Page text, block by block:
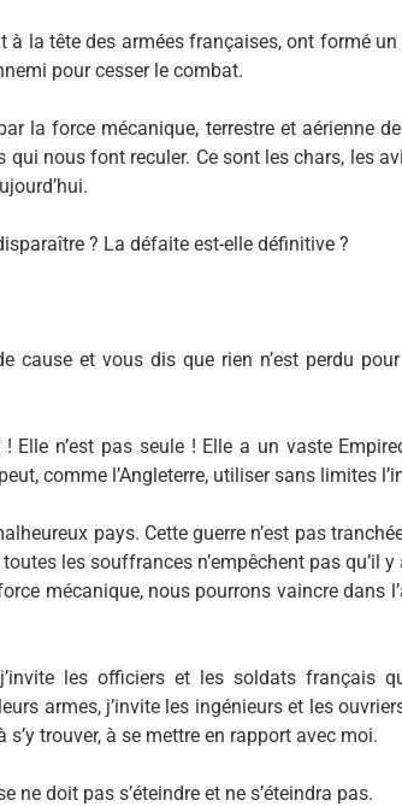
à la tête des armées françaises, ont formé
pour cesser le combat.
la force mécanique, terrestre et aérienne
nous font reculer. Ce sont les chars, les
? La défaite est-elle définitive ?
cause et vous dis que rien n’est perdu
Elle n’est pas seule ! Elle a un vaste
comme l’Angleterre, utiliser sans limites
pays. Cette guerre n’est pas
les souffrances n’empêchent pas qu’il
mécanique, nous pourrons vaincre dans
les officiers et les soldats français
armes, j’invite les ingénieurs et les
trouver, à se mettre en rapport avec moi.
ne doit pas s’éteindre et ne s’éteindra pas.